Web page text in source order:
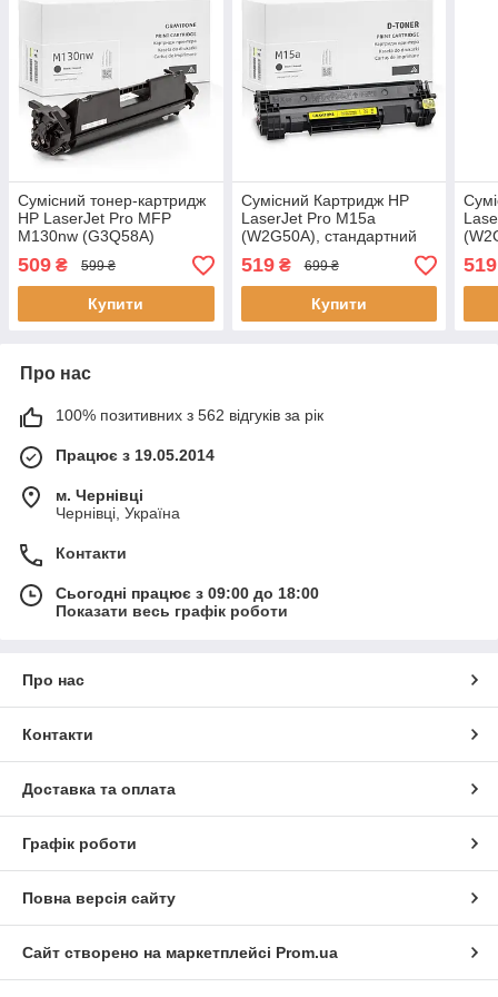
Сумісний тонер-картридж
HP LaserJet Pro MFP
M130nw (G3Q58A)
підвищений ресурс,4.000
стор, аналог Gravitone
509 ₴ 599 ₴
Купити
Сумісний Картридж HP
LaserJet Pro M15a
(W2G50A), стандартний
аналог від Gravitone
519₴ 699 ₴
Купити
519
Про нас
100% позитивних з 562 відгуків за рік
Працює з 19.05.2014
м. Чернівці
Чернівці, Україна
Контакти
Сьогодні працює з 09:00 до 18:00
Показати весь графік роботи
Про нас
Контакти
Доставка та оплата
Графік роботи
Повна версія сайту
Сайт створено на маркетплейсі Prom.ua